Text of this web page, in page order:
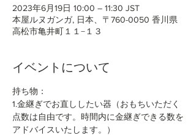
2023年6月19日 10:00 – 11:30 JST
本屋ルヌガンガ, 日本、〒760-0050 香川県
高松市亀井町１１−１３
イベントについて
持ち物：
1.金継ぎでお直ししたい器（おもちいただく
点数は自由です。時間内に金継ぎできる数を
アドバイスいたします。）